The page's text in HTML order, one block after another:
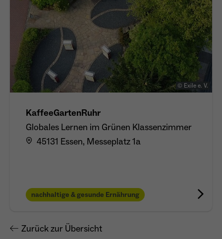
© Exile e. V.
KaffeeGartenRuhr
Globales Lernen im Grünen Klassenzimmer
45131 Essen, Messeplatz 1a
nachhaltige & gesunde Ernährung
Zurück zur Übersicht